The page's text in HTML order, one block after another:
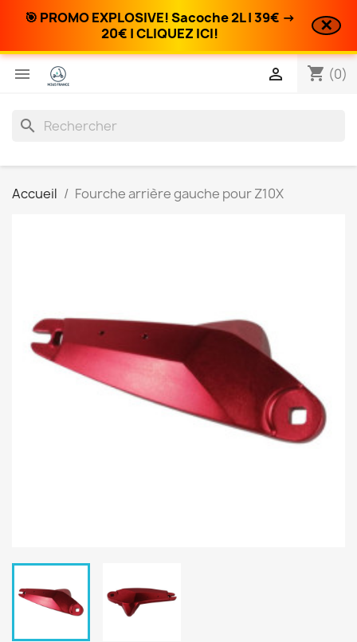
🎯 PROMO EXPLOSIVE! Sacoche 2L | 39€ →
20€ | CLIQUEZ ICI!
✕
 shopping_cart (0)

search
Accueil Fourche arrière gauche pour Z10X